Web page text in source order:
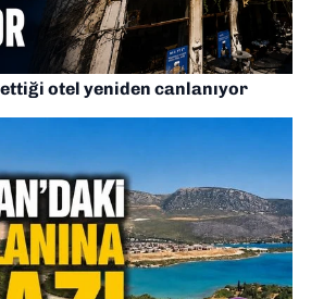
otel yeniden canlanıyor